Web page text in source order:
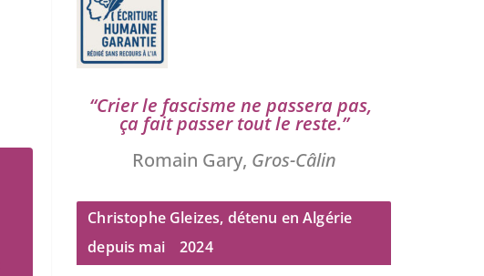
“Crier le fas­cisme ne pas­se­ra pas,
ça fait pas­ser tout le reste.”
Romain Gary, Gros-Câlin
Christophe Gleizes, détenu en Algérie
depuis mai
2024